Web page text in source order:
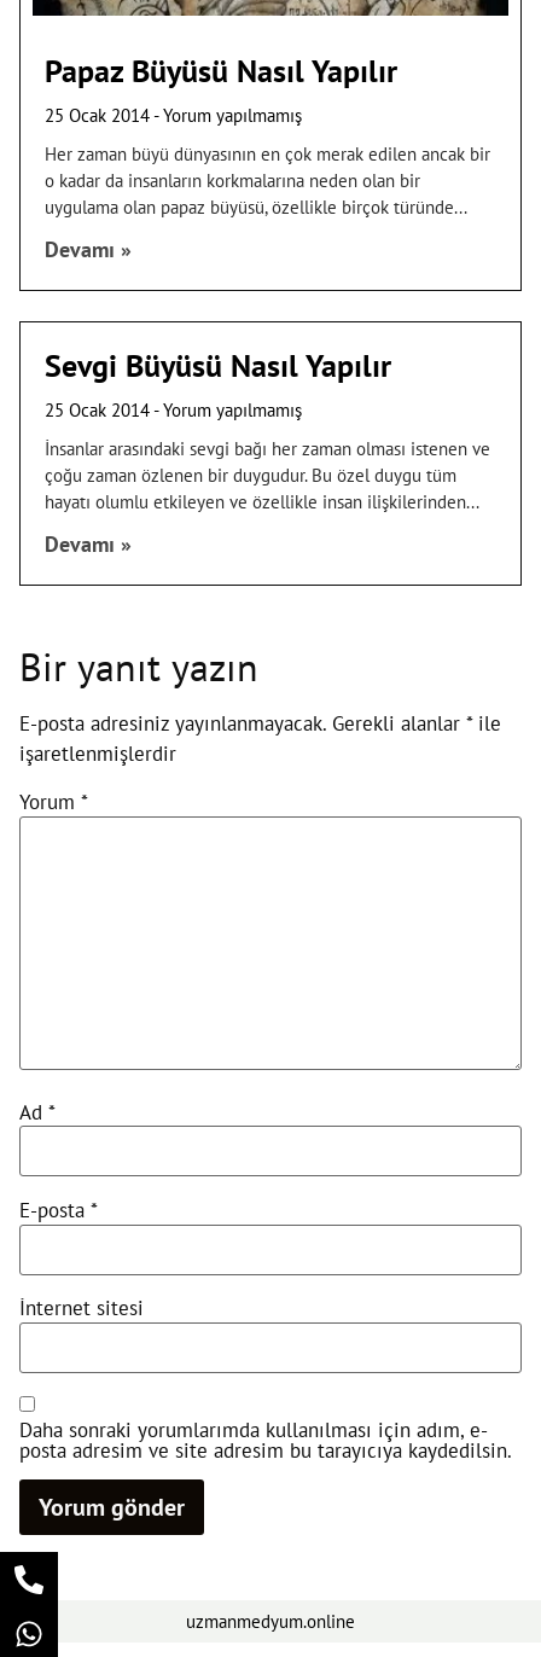
Papaz Büyüsü Nasıl Yapılır
25 Ocak 2014 Yorum yapılmamış
Her zaman büyü dünyasının en çok merak edilen ancak bir
o kadar da insanların korkmalarına neden olan bir
uygulama olan papaz büyüsü, özellikle birçok türünde
Devamı »
Sevgi Büyüsü Nasıl Yapılır
25 Ocak 2014 Yorum yapılmamış
İnsanlar arasındaki sevgi bağı her zaman olması istenen ve
çoğu zaman özlenen bir duygudur. Bu özel duygu tüm
hayatı olumlu etkileyen ve özellikle insan ilişkilerinden
Devamı »
Bir yanıt yazın
E-posta adresiniz yayınlanmayacak. Gerekli alanlar *ile
işaretlenmişlerdir
Yorum *
Ad *
E-posta *
İnternet sitesi
Daha sonraki yorumlarımda kullanılması için adım, e-
posta adresim ve site adresim bu tarayıcıya kaydedilsin.
uzmanmedyum.online